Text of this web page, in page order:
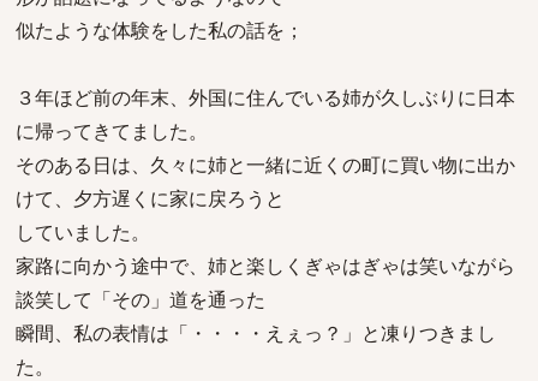
似たような体験をした私の話を；
３年ほど前の年末、外国に住んでいる姉が久しぶりに日本
に帰ってきてました。
そのある日は、久々に姉と一緒に近くの町に買い物に出か
けて、夕方遅くに家に戻ろうと
していました。
家路に向かう途中で、姉と楽しくぎゃはぎゃは笑いながら
談笑して「その」道を通った
瞬間、私の表情は「・・・・えぇっ？」と凍りつきまし
た。